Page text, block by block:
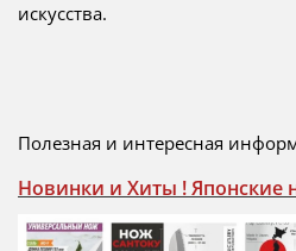
искусства.
Полезная и интересная
Новинки и Хиты ! Японские